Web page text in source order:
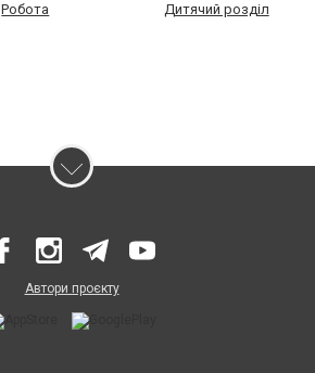
Робота Дитячий розділ
Автори проєкту